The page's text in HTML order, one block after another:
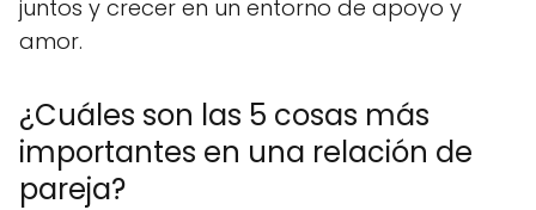
juntos y crecer en un entorno de apoyo y
amor.
¿Cuáles son las 5 cosas más
importantes en una relación de
pareja?